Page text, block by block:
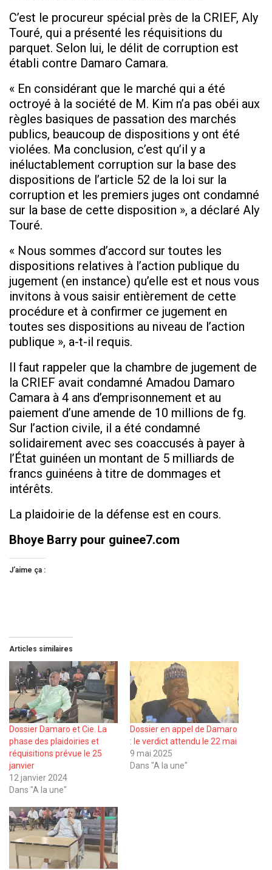
C’est le procureur spécial près de la CRIEF, Aly
Touré, qui a présenté les réquisitions du
parquet. Selon lui, le délit de corruption est
établi contre Damaro Camara.
« En considérant que le marché qui a été
octroyé à la société de M. Kim n’a pas obéi aux
règles basiques de passation des marchés
publics, beaucoup de dispositions y ont été
violées. Ma conclusion, c’est qu’il y a
inéluctablement corruption sur la base des
dispositions de l’article 52 de la loi sur la
corruption et les premiers juges ont condamné
sur la base de cette disposition », a déclaré Aly
Touré.
« Nous sommes d’accord sur toutes les
dispositions relatives à l’action publique du
jugement (en instance) qu’elle est et nous vous
invitons à vous saisir entièrement de cette
procédure et à confirmer ce jugement en
toutes ses dispositions au niveau de l’action
publique », a-t-il requis.
Il faut rappeler que la chambre de jugement de
la CRIEF avait condamné Amadou Damaro
Camara à 4 ans d’emprisonnement et au
paiement d’une amende de 10 millions de fg.
Sur l’action civile, il a été condamné
solidairement avec ses coaccusés à payer à
l’État guinéen un montant de 5 milliards de
francs guinéens à titre de dommages et
intérêts.
La plaidoirie de la défense est en cours.
Bhoye Barry pour guinee7.com
J’aime ça :
Articles similaires
Dossier Damaro et Cie. La
phase des plaidoiries et
réquisitions prévue le 25
janvier
12 janvier 2024
Dans "A la une"
Dossier en appel de Damaro
: le verdict attendu le 22 mai
9 mai 2025
Dans "A la une"